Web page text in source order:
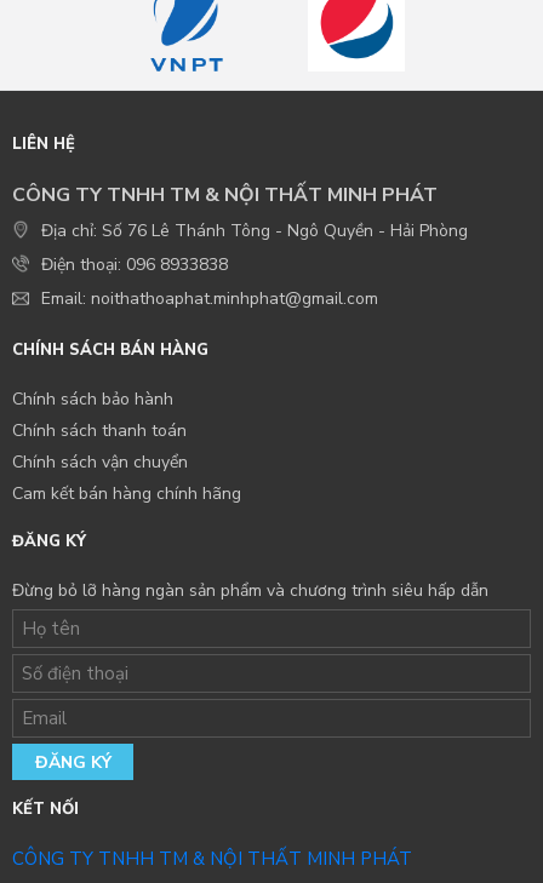
LIÊN HỆ
CÔNG TY TNHH TM & NỘI THẤT MINH PHÁT
Địa chỉ: Số 76 Lê Thánh Tông - Ngô Quyền - Hải Phòng
Điện thoại: 096 8933838
Email: noithathoaphat.minhphat@gmail.com
CHÍNH SÁCH BÁN HÀNG
Chính sách bảo hành
Chính sách thanh toán
Chính sách vận chuyển
Cam kết bán hàng chính hãng
ĐĂNG KÝ
Đừng bỏ lỡ hàng ngàn sản phẩm và chương trình siêu hấp dẫn
ĐĂNG KÝ
KẾT NỐI
CÔNG TY TNHH TM & NỘI THẤT MINH PHÁT